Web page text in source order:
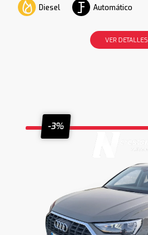
Diesel Automático
VER DETALLES
-3%